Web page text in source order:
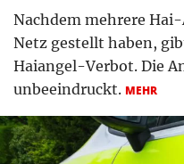
Nachdem mehrere
Netz gestellt haben,
Haiangel-Verbot. Die
unbeeindruckt. MEHR